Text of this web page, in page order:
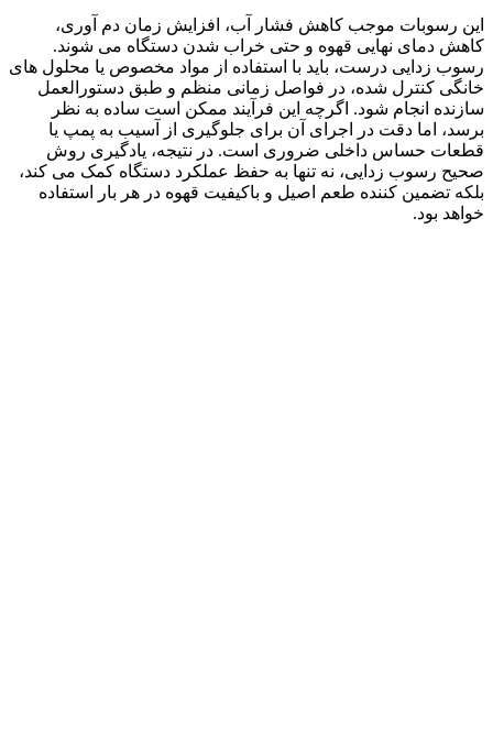
این رسوبات موجب کاهش فشار آب، افزایش زمان دم آوری،
کاهش دمای نهایی قهوه و حتی خراب شدن دستگاه می شوند.
رسوب زدایی درست، باید با استفاده از مواد مخصوص یا محلول های
خانگی کنترل شده، در فواصل زمانی منظم و طبق دستورالعمل
سازنده انجام شود. اگرچه این فرآیند ممکن است ساده به نظر
برسد، اما دقت در اجرای آن برای جلوگیری از آسیب به پمپ یا
قطعات حساس داخلی ضروری است. در نتیجه، یادگیری روش
صحیح رسوب زدایی، نه تنها به حفظ عملکرد دستگاه کمک می کند،
بلکه تضمین کننده طعم اصیل و باکیفیت قهوه در هر بار استفاده
خواهد بود.